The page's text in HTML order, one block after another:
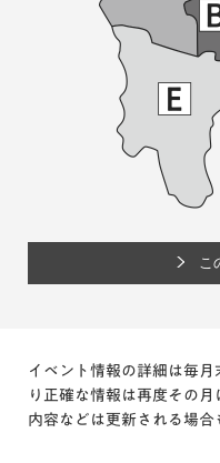
イベント情報の詳細は毎
り正確な情報は再度その月
内容などは更新される場合